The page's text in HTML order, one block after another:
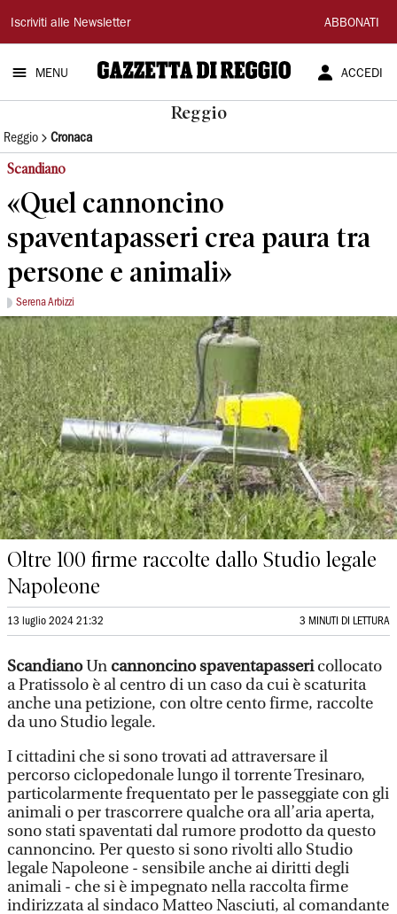
Gazzetta
di
Reggio
Iscriviti alle Newsletter ABBONATI
MENU ACCEDI
Reggio
Reggio Cronaca
Scandiano
«Quel cannoncino
spaventapasseri crea paura tra
persone e animali»
Serena Arbizzi
Oltre 100 firme raccolte dallo Studio legale
Napoleone
13 luglio 2024 21:32 3 MINUTI DI LETTURA
ScandianoUn cannoncino spaventapassericollocato
a Pratissolo è al centro di un caso da cui è scaturita
anche una petizione, con oltre cento firme, raccolte
da uno Studio legale.
I cittadini che si sono trovati ad attraversare il
percorso ciclopedonale lungo il torrente Tresinaro,
particolarmente frequentato per le passeggiate con gli
animali o per trascorrere qualche ora all’aria aperta,
sono stati spaventati dal rumore prodotto da questo
cannoncino. Per questo si sono rivolti allo Studio
legale Napoleone - sensibile anche ai diritti degli
animali - che si è impegnato nella raccolta firme
indirizzata al sindaco Matteo Nasciuti, al comandante